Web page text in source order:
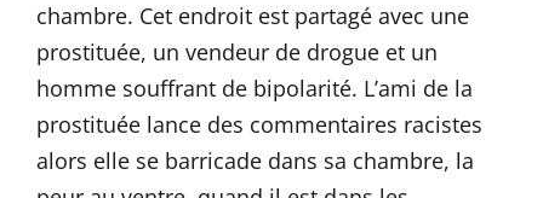
chambre. Cet endroit est partagé avec une
prostituée, un vendeur de drogue et un
homme souffrant de bipolarité. L’ami de la
prostituée lance des commentaires racistes
alors elle se barricade dans sa chambre, la